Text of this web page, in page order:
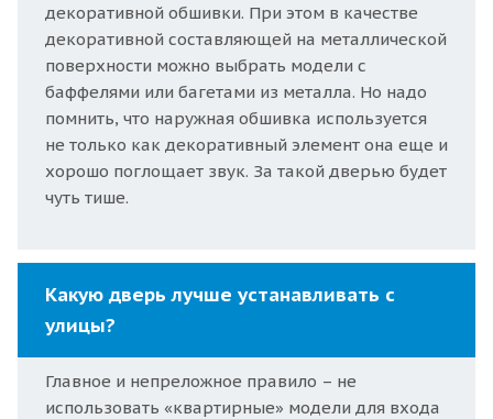
декоративной обшивки. При этом в качестве
декоративной составляющей на металлической
поверхности можно выбрать модели с
баффелями или багетами из металла. Но надо
помнить, что наружная обшивка используется
не только как декоративный элемент она еще и
хорошо поглощает звук. За такой дверью будет
чуть тише.
Какую дверь лучше устанавливать с
улицы?
Главное и непреложное правило – не
использовать «квартирные» модели для входа